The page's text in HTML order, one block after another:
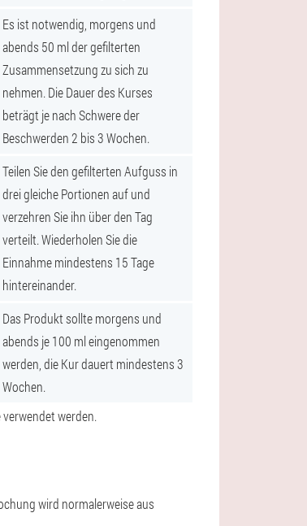
Es ist notwendig, morgens und
abends 50 ml der gefilterten
Zusammensetzung zu sich zu
nehmen. Die Dauer des Kurses
beträgt je nach Schwere der
Beschwerden 2 bis 3 Wochen.
Teilen Sie den gefilterten Aufguss in
drei gleiche Portionen auf und
verzehren Sie ihn über den Tag
verteilt. Wiederholen Sie die
Einnahme mindestens 15 Tage
hintereinander.
Das Produkt sollte morgens und
abends je 100 ml eingenommen
werden, die Kur dauert mindestens 3
Wochen.
werden.
wird normalerweise aus